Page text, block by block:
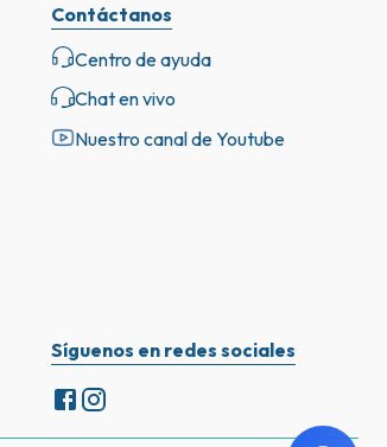
Contáctanos
Centro de ayuda
Chat en vivo
Nuestro canal de Youtube
Síguenos en redes sociales